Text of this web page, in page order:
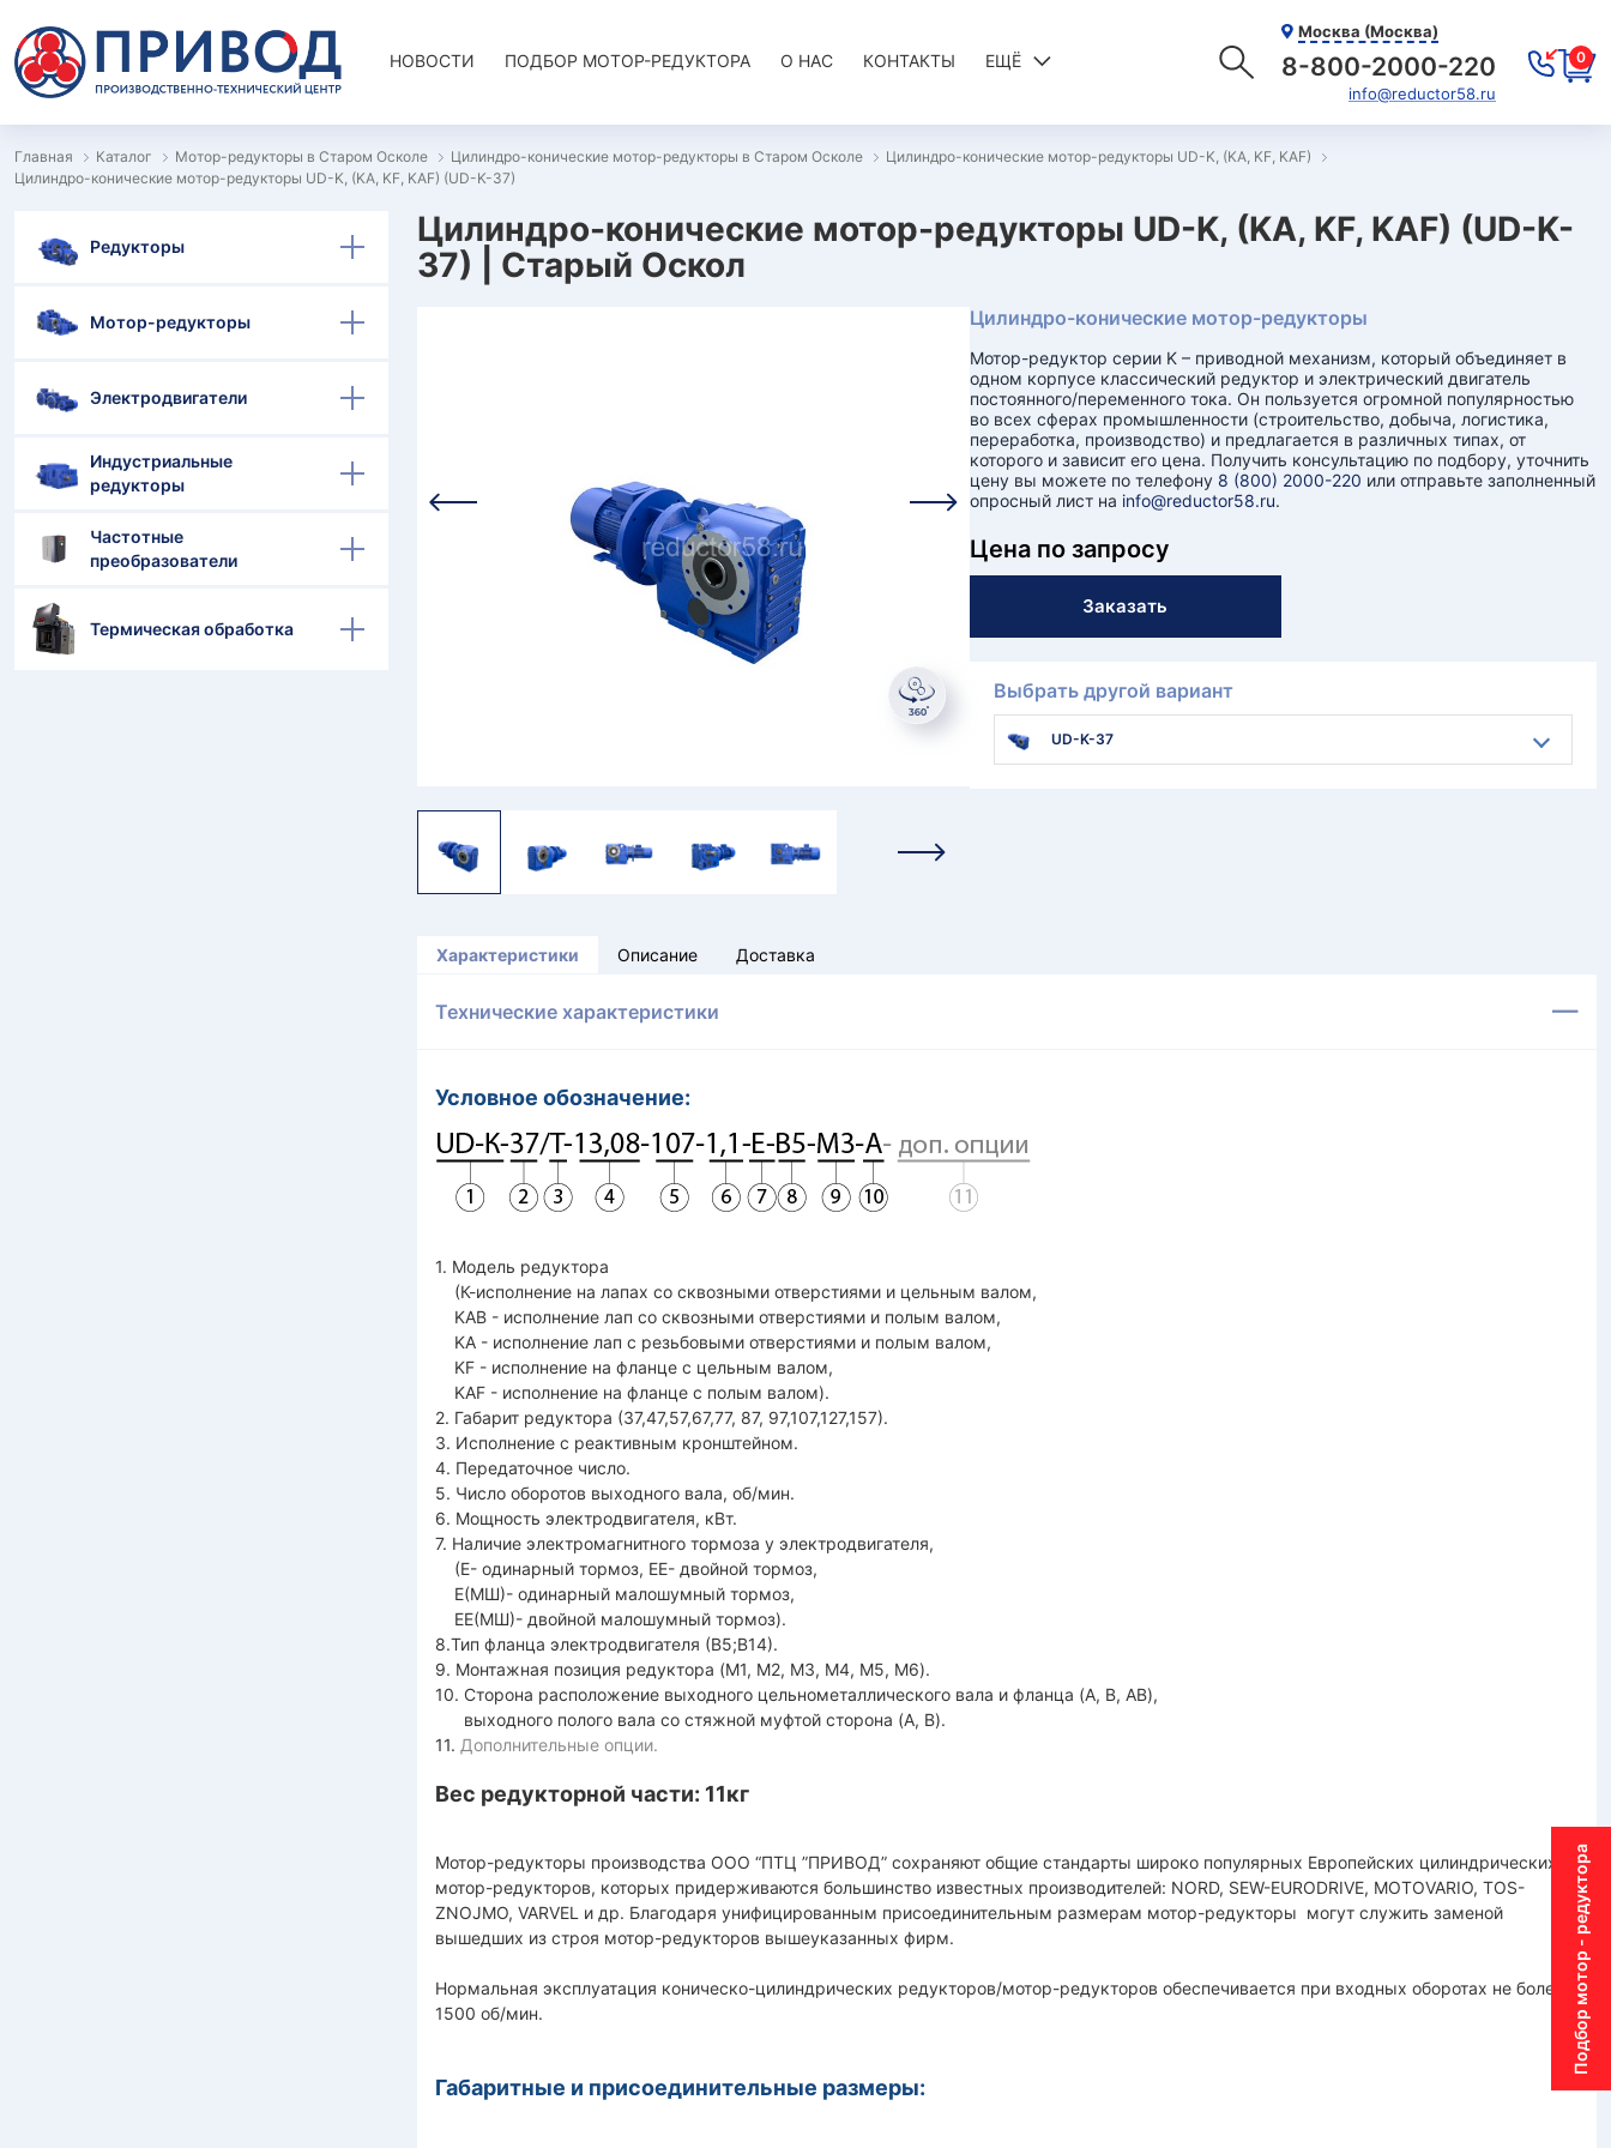
НОВОСТИ ПОДБОР МОТОР-РЕДУКТОРА О НАС КОНТАКТЫ ЕЩЁ
Москва (Москва)
8-800-2000-220
info@reductor58.ru
0
Подбор мотор - редуктора
Главная Каталог Мотор-редукторы в Старом Осколе Цилиндро-конические мотор-редукторы в Старом Осколе
Цилиндро-конические мотор-редукторы UD-K, (KA, KF, KAF)
Цилиндро-конические мотор-редукторы UD-K, (KA, KF, KAF) (UD-K-37)
Редукторы
Мотор-редукторы
Электродвигатели
Индустриальные
редукторы
Частотные
преобразователи
Термическая обработка
Цилиндро-конические мотор-редукторы UD-K, (KA, KF, KAF) (UD-K-
37) | Старый Оскол
Цилиндро-конические мотор-редукторы
Мотор-редуктор серии K – приводной механизм, который объединяет в
одном корпусе классический редуктор и электрический двигатель
постоянного/переменного тока. Он пользуется огромной популярностью
во всех сферах промышленности (строительство, добыча, логистика,
переработка, производство) и предлагается в различных типах, от
которого и зависит его цена. Получить консультацию по подбору, уточнить
цену вы можете по телефону 8 (800) 2000-220 или отправьте заполненный
опросный лист на info@reductor58.ru.
Цена по запросу
Заказать
Выбрать другой вариант
UD-K-37
Характеристики Описание Доставка
Технические характеристики
Условное обозначение:
1. Модель редуктора
(К-исполнение на лапах со сквозными отверстиями и цельным валом,
KAB - исполнение лап со сквозными отверстиями и полым валом,
KA - исполнение лап с резьбовыми отверстиями и полым валом,
KF - исполнение на фланце с цельным валом,
KAF - исполнение на фланце с полым валом).
2. Габарит редуктора (37,47,57,67,77, 87, 97,107,127,157).
3. Исполнение с реактивным кронштейном.
4. Передаточное число.
5. Число оборотов выходного вала, об/мин.
6. Мощность электродвигателя, кВт.
7. Наличие электромагнитного тормоза у электродвигателя,
(Е- одинарный тормоз, ЕЕ- двойной тормоз,
Е(МШ)- одинарный малошумный тормоз,
ЕЕ(МШ)- двойной малошумный тормоз).
8.Тип фланца электродвигателя (В5;В14).
9. Монтажная позиция редуктора (M1, M2, M3, M4, M5, M6).
10. Сторона расположение выходного цельнометаллического вала и фланца (A, B, AB),
выходного полого вала со стяжной муфтой сторона (A, B).
11. Дополнительные опции.
Вес редукторной части: 11кг
Мотор-редукторы производства ООО “ПТЦ ”ПРИВОД” сохраняют общие стандарты широко популярных Европейских цилиндрических
мотор-редукторов, которых придерживаются большинство известных производителей: NORD, SEW-EURODRIVE, MOTOVARIO, TOS-
ZNOJMO, VARVEL и др. Благодаря унифицированным присоединительным размерам мотор-редукторы могут служить заменой
вышедших из строя мотор-редукторов вышеуказанных фирм.
Нормальная эксплуатация коническо-цилиндрических редукторов/мотор-редукторов обеспечивается при входных оборотах не более
1500 об/мин.
Габаритные и присоединительные размеры: